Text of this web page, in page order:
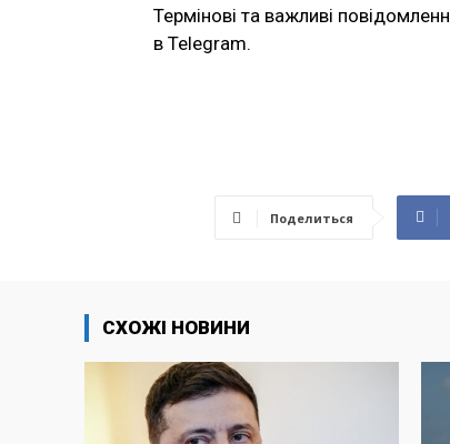
Термінові та важливі
в Telegram.
Поделиться
СХОЖІ НОВИНИ